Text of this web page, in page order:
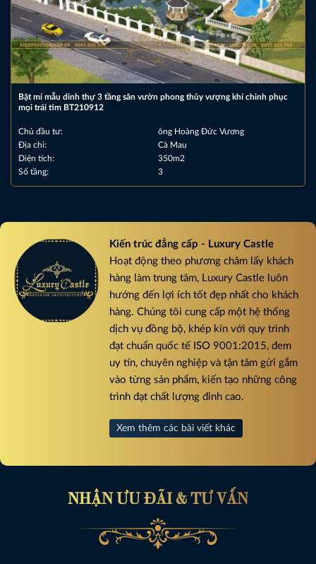
Bật mí mẫu dinh thự 3 tầng sân vườn phong thủy vượng khí chinh phục
mọi trái tim BT210912
Chủ đầu tư:
ông Hoàng Đức Vương
Địa chỉ:
Cà Mau
Diện tích:
350m2
Số tầng:
3
Kiến trúc đẳng cấp - Luxury Castle
Hoạt động theo phương châm lấy khách
hàng làm trung tâm, Luxury Castle luôn
hướng đến lợi ích tốt đẹp nhất cho khách
hàng. Chúng tôi cung cấp một hệ thống
dịch vụ đồng bộ, khép kín với quy trình
đạt chuẩn quốc tế ISO 9001:2015, đem
uy tín, chuyên nghiệp và tận tâm gửi gắm
vào từng sản phẩm, kiến tạo những công
trình đạt chất lượng đỉnh cao.
Xem thêm các bài viết khác
NHẬN ƯU ĐÃI & TƯ VẤN